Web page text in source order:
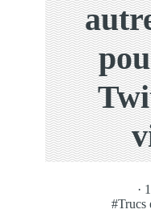
·
#Trucs